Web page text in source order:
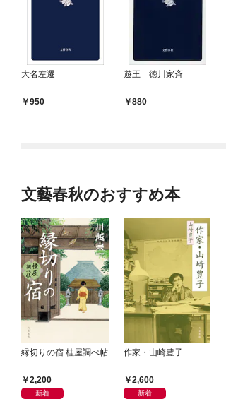
大名左遷
950
遊王 徳川家斉
880
文藝春秋のおすすめ本
縁切りの宿 桂屋調べ帖
2,200
新着
作家・山崎豊子
2,600
新着